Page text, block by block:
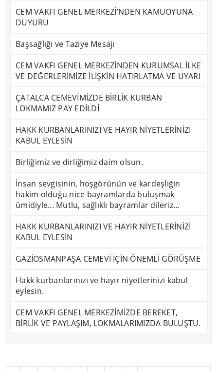
CEM VAKFI GENEL MERKEZİ’NDEN KAMUOYUNA
DUYURU
Başsağlığı ve Taziye Mesajı
CEM VAKFI GENEL MERKEZİNDEN KURUMSAL İLKE
VE DEĞERLERİMİZE İLİŞKİN HATIRLATMA VE UYARI
ÇATALCA CEMEVİMİZDE BİRLİK KURBAN
LOKMAMIZ PAY EDİLDİ
HAKK KURBANLARINIZI VE HAYIR NİYETLERİNİZİ
KABUL EYLESİN
Birliğimiz ve dirliğimiz daim olsun.
İnsan sevgisinin, hoşgörünün ve kardeşliğin
hakim olduğu nice bayramlarda buluşmak
ümidiyle... Mutlu, sağlıklı bayramlar dileriz…
HAKK KURBANLARINIZI VE HAYIR NİYETLERİNİZİ
KABUL EYLESİN
GAZİOSMANPAŞA CEMEVİ İÇİN ÖNEMLİ GÖRÜŞME
Hakk kurbanlarınızı ve hayır niyetlerinizi kabul
eylesin.
CEM VAKFI GENEL MERKEZİMİZDE BEREKET,
BİRLİK VE PAYLAŞIM, LOKMALARIMIZDA BULUŞTU.